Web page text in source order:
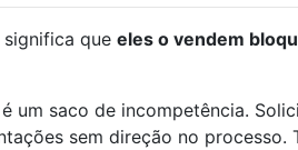
significa que eles o vendem
um saco de incompetência.
sem direção no processo.